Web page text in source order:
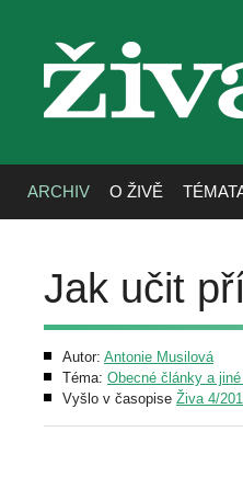
živa
ARCHIV O ŽIVĚ
Jak učit
Autor: Antonie Musilová
Téma: Obecné články a
Vyšlo v časopise Živa 4/